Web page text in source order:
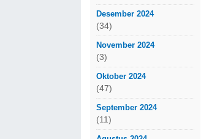
Desember 2024
(34)
November 2024
(3)
Oktober 2024
(47)
September 2024
(11)